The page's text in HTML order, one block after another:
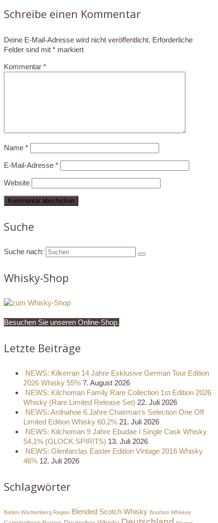
Schreibe einen Kommentar
Deine E-Mail-Adresse wird nicht veröffentlicht. Erforderliche
Felder sind mit * markiert
Kommentar *
Name *
E-Mail-Adresse *
Website
Suche
Suche nach:
Whisky-Shop
Besuchen Sie unseren Online-Shop.
Letzte Beiträge
NEWS: Kilkerran 14 Jahre Exklusive German Tour Edition
2026 Whisky 55% 7. August 2026
NEWS: Kilchoman Family Rare Collection 1st Edition 2026
Whisky (Rare Limited Release Set) 22. Juli 2026
NEWS: Ardnahoe 6 Jahre Chairman‘s Selection One Off
Limited Edition Whisky 60,2% 21. Juli 2026
NEWS: Kilchoman 9 Jahre Ebudae I Single Cask Whisky
54,1% (GLOCK SPIRITS) 13. Juli 2026
NEWS: Glenfarclas Easter Edition Vintage 2016 Whisky
46% 12. Juli 2026
Schlagwörter
Baden-Württemberg Region Blended Scotch Whisky Bourbon Whiskey